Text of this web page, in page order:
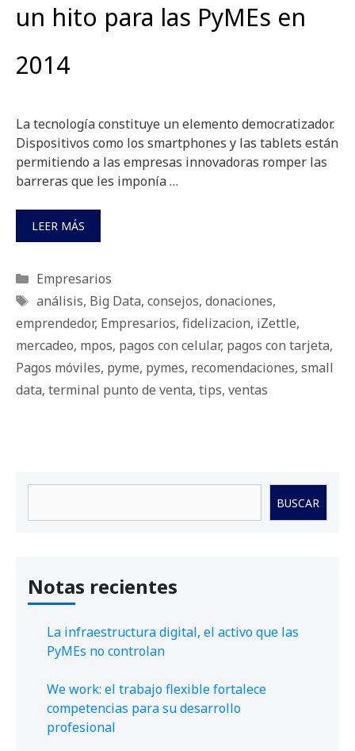
un hito para las PyMEs en
2014
La tecnología constituye un elemento democratizador.
Dispositivos como los smartphones y las tablets están
permitiendo a las empresas innovadoras romper las
barreras que les imponía …
LEER MÁS
Categorías
Empresarios
Etiquetas
análisis, Big Data, consejos, donaciones,
emprendedor, Empresarios, fidelizacion, iZettle,
mercadeo, mpos, pagos con celular, pagos con tarjeta,
Pagos móviles, pyme, pymes, recomendaciones, small
data, terminal punto de venta, tips, ventas
BUSCAR
Notas recientes
La infraestructura digital, el activo que las
PyMEs no controlan
We work: el trabajo flexible fortalece
competencias para su desarrollo
profesional